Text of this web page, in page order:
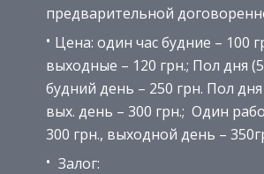
предварительной
Цена: один час будние – 100
выходные – 120 грн.; Пол дня
будний день – 250 грн. Пол дня
вых. день – 300 грн.; Один
300 грн., выходной день –
Залог: